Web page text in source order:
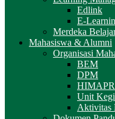
Edlink
E-
Merdeka
Mahasiswa & Alumni
Organisasi
BEM
DPM
Unit
Aktivitas